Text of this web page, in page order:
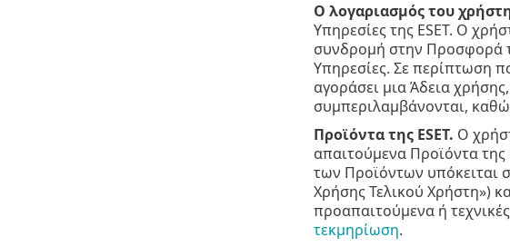
Ο λογαριασμός του
Υπηρεσίες της ESET. Ο
συνδρομή στην Προσφορά
Υπηρεσίες. Σε περίπτωση
αγοράσει μια Άδεια
συμπεριλαμβάνονται,
Προϊόντα της ESET. Ο
απαιτούμενα Προϊόντα της
των Προϊόντων υπόκειται
Χρήσης Τελικού Χρήστη»)
προαπαιτούμενα ή
τεκμηρίωση.